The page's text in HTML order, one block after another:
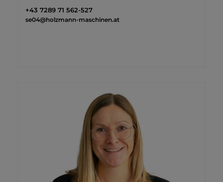
+43 7289 71 562-527
se04@holzmann-maschinen.at